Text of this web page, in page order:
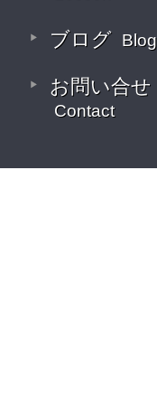
ブログ Blog
お問い合せ
Contact